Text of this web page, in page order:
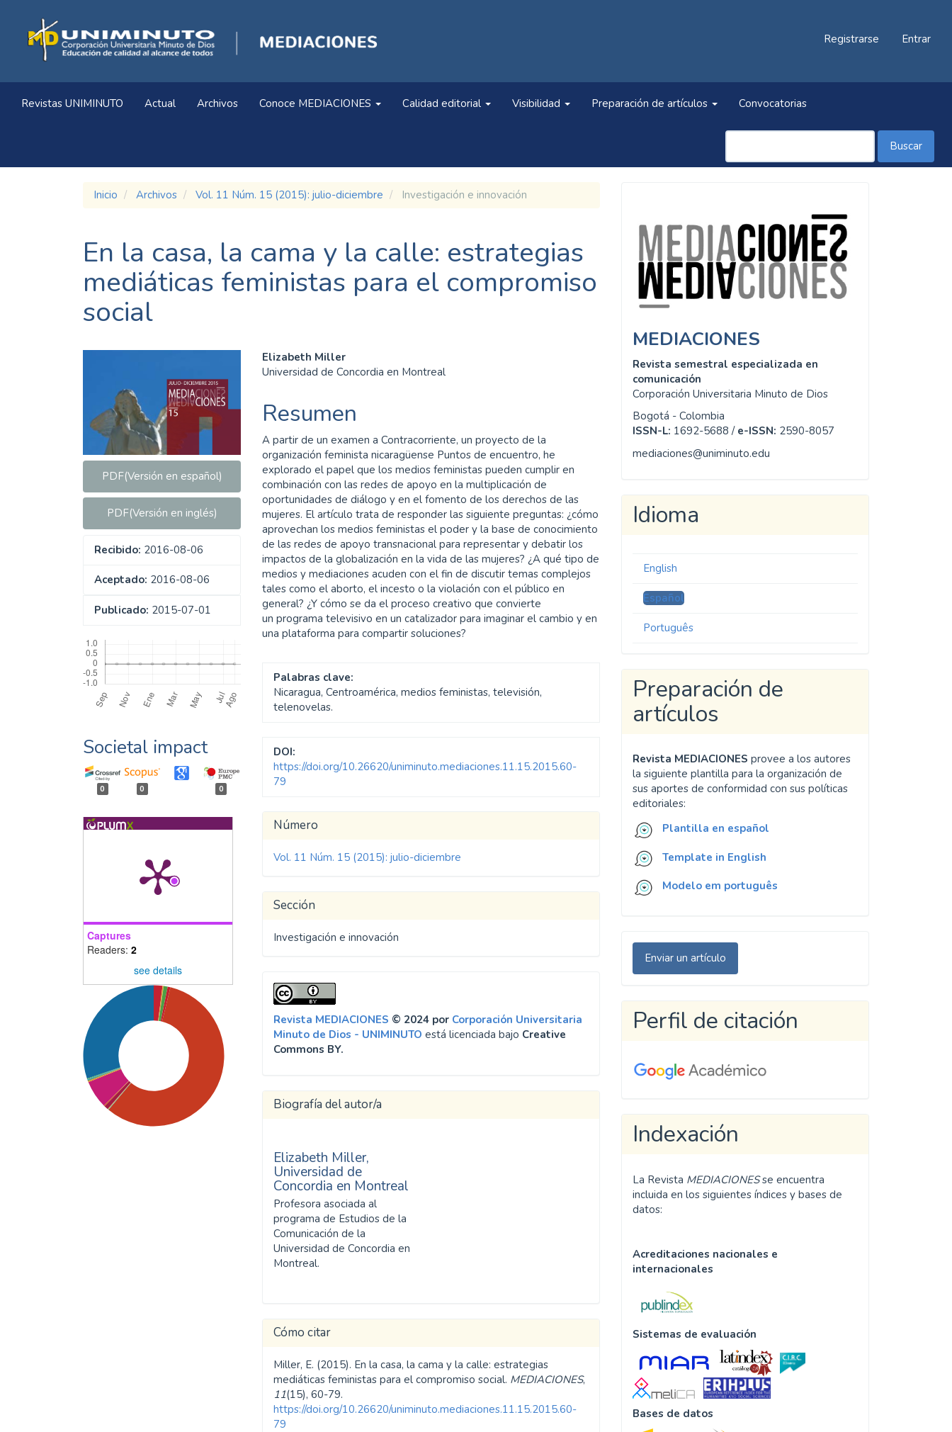
principal
Contenido
principal
Barra
lateral
Registrarse Entrar
Revistas UNIMINUTO Actual Archivos Conoce MEDIACIONES Calidad editorial Visibilidad Preparación de artículos Convocatorias
Buscar
Inicio Archivos Vol. 11 Núm. 15 (2015): julio-diciembre Investigación e innovación
En la casa, la cama y la calle: estrategias
mediáticas feministas para el compromiso
social
lateral
del
artículo
PDF(Versión en español)
PDF(Versión en inglés)
Recibido: 2016-08-06
Aceptado: 2016-08-06
Publicado: 2015-07-01
Societal impact
0 0 0
Captures
Readers: 2
see details
Contenido
principal
del
artículo
Elizabeth Miller
Universidad de Concordia en Montreal
Resumen
A partir de un examen a Contracorriente, un proyecto de la
organización feminista nicaragüense Puntos de encuentro, he
explorado el papel que los medios feministas pueden cumplir en
combinación con las redes de apoyo en la multiplicación de
oportunidades de diálogo y en el fomento de los derechos de las
mujeres. El artículo trata de responder las siguiente preguntas: ¿cómo
aprovechan los medios feministas el poder y la base de conocimiento
de las redes de apoyo transnacional para representar y debatir los
impactos de la globalización en la vida de las mujeres? ¿A qué tipo de
medios y mediaciones acuden con el fin de discutir temas complejos
tales como el aborto, el incesto o la violación con el público en
general? ¿Y cómo se da el proceso creativo que convierte
un programa televisivo en un catalizador para imaginar el cambio y en
una plataforma para compartir soluciones?
Palabras clave:
Nicaragua, Centroamérica, medios feministas, televisión,
telenovelas.
DOI:
https://doi.org/10.26620/uniminuto.mediaciones.11.15.2015.60-
79
Detalles
del
Número
Vol. 11 Núm. 15 (2015): julio-diciembre
Sección
Investigación e innovación
Revista MEDIACIONES © 2024 por Corporación Universitaria
Minuto de Dios - UNIMINUTO está licenciada bajo Creative
Commons BY.
Biografía del autor/a
Elizabeth Miller,
Universidad de
Concordia en Montreal
Profesora asociada al
programa de Estudios de la
Comunicación de la
Universidad de Concordia en
Montreal.
Cómo citar
Miller, E. (2015). En la casa, la cama y la calle: estrategias
mediáticas feministas para el compromiso social. MEDIACIONES,
11(15), 60-79.
https://doi.org/10.26620/uniminuto.mediaciones.11.15.2015.60-
79
MEDIACIONES
Revista semestral especializada en
comunicación
Corporación Universitaria Minuto de Dios
Bogotá - Colombia
ISSN-L: 1692-5688 / e-ISSN: 2590-8057
mediaciones@uniminuto.edu
Idioma
English
Español
Português
Preparación de
artículos
Revista MEDIACIONES provee a los autores
la siguiente plantilla para la organización de
sus aportes de conformidad con sus políticas
editoriales:
Plantilla en español
Template in English
Modelo em português
Enviar
unEnviar un artículo
Perfil de citación
Indexación
La Revista MEDIACIONESse encuentra
incluida en los siguientes índices y bases de
datos:
Acreditaciones nacionales e
internacionales
Sistemas de evaluación
Bases de datos